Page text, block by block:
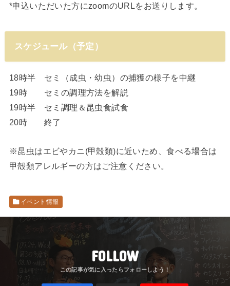
*申込いただいた方にzoomのURLをお送りします。
スケジュール（予定）
18時半 セミ（成虫・幼虫）の捕獲の様子を中継
19時 セミの調理方法を解説
19時半 セミ調理＆昆虫食試食
20時 終了
※昆虫はエビやカニ(甲殻類)に近いため、食べる場合は
甲殻類アレルギーの方はご注意ください。
イベント情報
FOLLOW